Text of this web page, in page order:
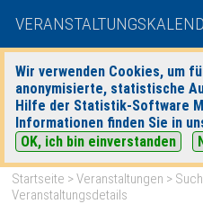
Wir verwenden Cookies, um
anonymisierte, statistische
Hilfe der Statistik-Software
Informationen finden Sie in
OK, ich bin einverstanden
Startseite >Veranstaltungen >
Veranstaltungsdetails